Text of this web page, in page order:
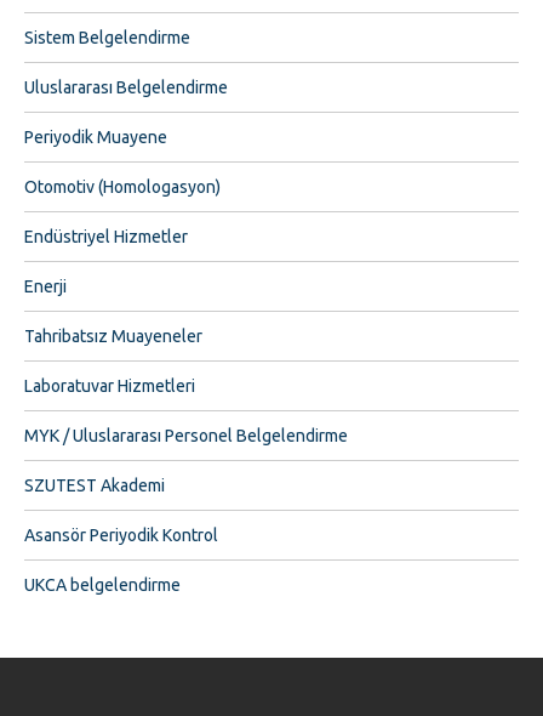
Sistem Belgelendirme
Uluslararası Belgelendirme
Periyodik Muayene
Otomotiv (Homologasyon)
Endüstriyel Hizmetler
Enerji
Tahribatsız Muayeneler
Laboratuvar Hizmetleri
MYK / Uluslararası Personel Belgelendirme
SZUTEST Akademi
Asansör Periyodik Kontrol
UKCA belgelendirme